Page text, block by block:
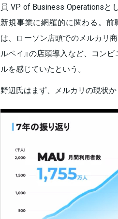
員 VP of Business Operationsと
新規事業に網羅的に関わる。
は、ローソン店頭でのメルカリ
ルペイ』の店頭導入など、コン
ルを感じていたという。
野辺氏はまず、メルカリの現状か